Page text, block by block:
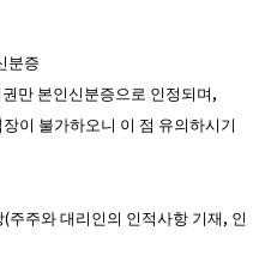
분증
본인신분증으로 인정되며,
불가하오니 이 점 유의하시기
주와 대리인의 인적사항 기재, 인